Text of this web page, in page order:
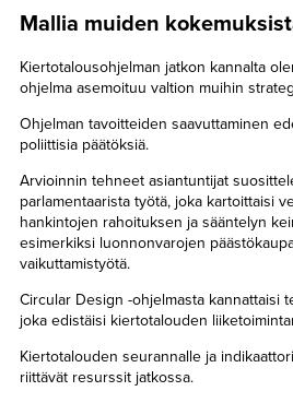
Mallia muiden
Kiertotalousohjelman jatkon kannalta
ohjelma asemoituu valtion muihin
Ohjelman tavoitteiden saavuttaminen
poliittisia päätöksiä.
Arvioinnin tehneet asiantuntijat
parlamentaarista työtä, joka kartoittaisi
hankintojen rahoituksen ja sääntelyn
esimerkiksi luonnonvarojen
vaikuttamistyötä.
Circular Design -ohjelmasta kannattaisi
joka edistäisi kiertotalouden
Kiertotalouden seurannalle ja
riittävät resurssit jatkossa.